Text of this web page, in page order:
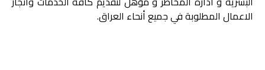
الاعمال المطلوبة في جميع أنحاء العراق.